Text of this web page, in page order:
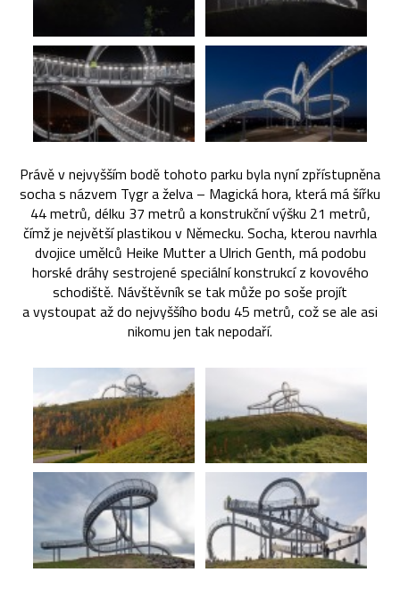
Právě v nejvyšším bodě tohoto parku byla nyní zpřístupněna
socha s názvem Tygr a želva – Magická hora, která má šířku
44 metrů, délku 37 metrů a konstrukční výšku 21 metrů,
čímž je největší plastikou v Německu. Socha, kterou navrhla
dvojice umělců Heike Mutter a Ulrich Genth, má podobu
horské dráhy sestrojené speciální konstrukcí z kovového
schodiště. Návštěvník se tak může po soše projít
a vystoupat až do nejvyššího bodu 45 metrů, což se ale asi
nikomu jen tak nepodaří.